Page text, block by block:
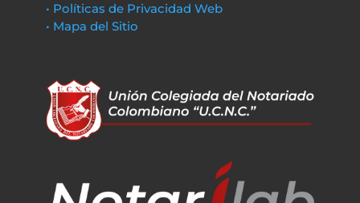
• Políticas de Privacidad Web
• Mapa del Sitio